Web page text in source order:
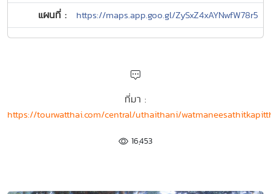
แผนที่ : https://maps.app.goo.gl/ZySxZ4xAYNwfW78r5
ที่มา :
https://tourwatthai.com/central/uthaithani/
16,453